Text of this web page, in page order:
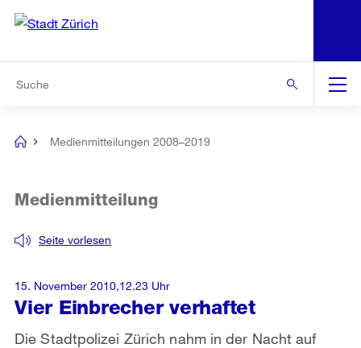
Navigation
[no
Medienmitteilungen 2008–2019
Vier Einbrecher verhaftet
Seite vorlesen
Medienmitteilung
Die Stadtpolizei Zürich nahm in der Nacht auf
15. November 2010,12.23 Uhr